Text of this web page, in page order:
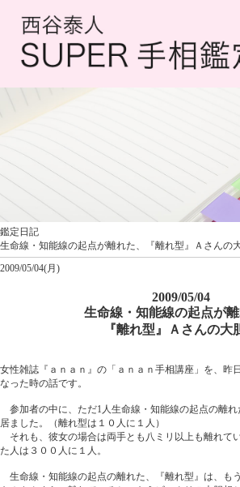
鑑定日記
生命線・知能線の起点が離れた、『離れ型』Ａさんの
2009/05/04(月)
2009/05/04
生命線・知能線の起点が離
『離れ型』Ａさんの大
女性雑誌『ａｎａｎ』の「ａｎａｎ手相講座」を、昨
なった時の話です。
参加者の中に、ただ1人生命線・知能線の起点の離
居ました。（離れ型は１０人に１人）
それも、彼女の場合は両手とも八ミリ以上も離れて
た人は３００人に１人。
生命線・知能線の起点の離れた、『離れ型』は、も